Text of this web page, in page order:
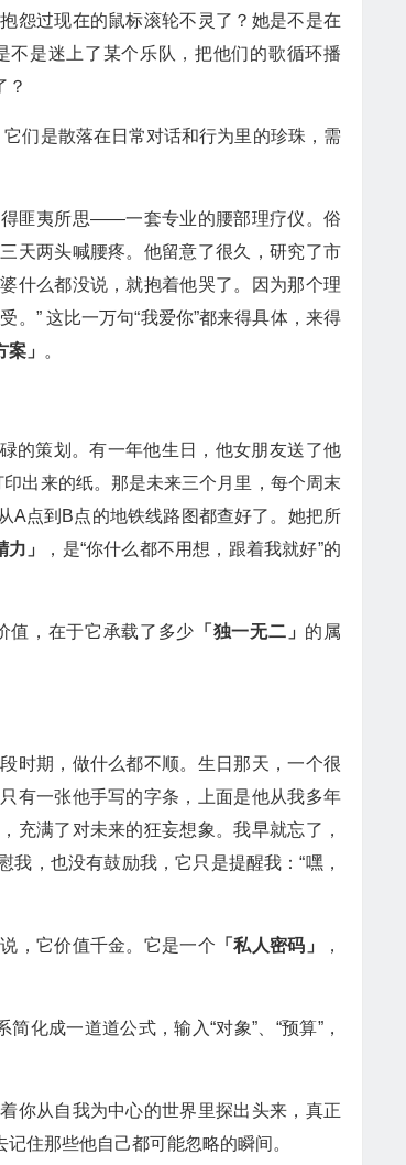
怨过现在的鼠标滚轮不灵了？她是不是在
是迷上了某个乐队，把他们的歌循环播
？
它们是散落在日常对话和行为里的珍珠，需
匪夷所思——一套专业的腰部理疗仪。俗
天两头喊腰疼。他留意了很久，研究了市
什么都没说，就抱着他哭了。因为那个理
。” 这比一万句“我爱你”都来得具体，来得
案」 。
的策划。有一年他生日，他女朋友送了他
出来的纸。那是未来三个月里，每个周末
A点到B点的地铁线路图都查好了。她把所
力」
，是“你什么都不用想，跟着我就好”的
值，在于它承载了多少 「独一无二」 的属
时期，做什么都不顺。生日那天，一个很
有一张他手写的字条，上面是他从我多年
充满了对未来的狂妄想象。我早就忘了，
，也没有鼓励我，它只是提醒我：“嘿，
，它价值千金。它是一个 「私人密码」
，
化成一道道公式，输入“对象”、“预算”，
你从自我为中心的世界里探出头来，真正
住那些他自己都可能忽略的瞬间。